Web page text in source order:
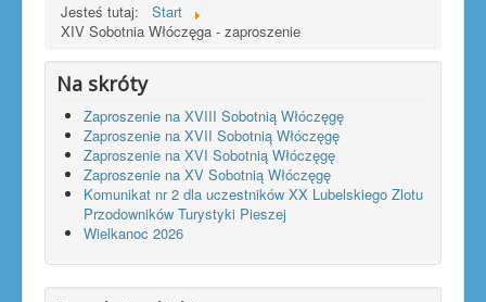
Jesteś tutaj:
Start
XIV Sobotnia Włóczęga - zaproszenie
Na skróty
Zaproszenie na XVIII Sobotnią Włóczęgę
Zaproszenie na XVII Sobotnią Włóczęgę
Zaproszenie na XVI Sobotnią Włóczęgę
Zaproszenie na XV Sobotnią Włóczęgę
Komunikat nr 2 dla uczestników XX Lubelskiego Zlotu
Przodowników Turystyki Pieszej
Wielkanoc 2026